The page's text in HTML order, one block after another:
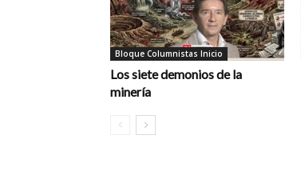
Bloque Columnistas Inicio
Los siete demonios de la
minería